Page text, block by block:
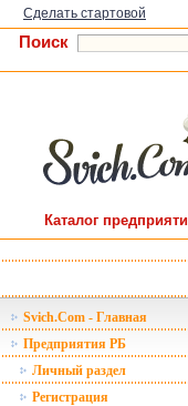
Сделать стартовой
Поиск
Каталог
Svich.Com - Главная
Предприятия РБ
Личный раздел
Регистрация